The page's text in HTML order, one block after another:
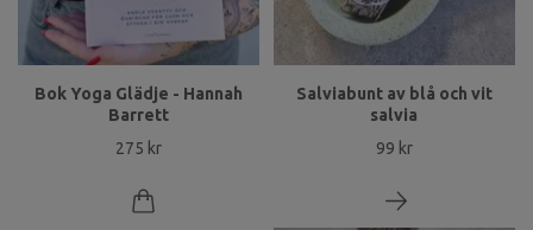
Bok Yoga Glädje - Hannah
Barrett
275 kr
Salviabunt av blå och vit
salvia
99 kr